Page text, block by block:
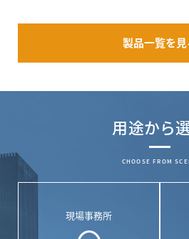
製品一覧を見
用途から
CHOOSE FROM
現場事務所